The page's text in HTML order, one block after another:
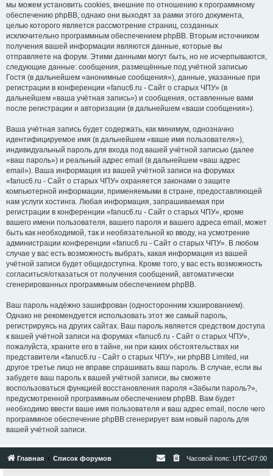
мы можем установить cookies, внешние по отношению к программному
обеспечению phpBB, однако они выходят за рамки этого документа,
целью которого является рассмотрение страниц, созданных
исключительно программным обеспечением phpBB. Вторым источником
получения вашей информации являются данные, которые вы
отправляете на форум. Этими данными могут быть, но не исчерпываются,
следующие данные: сообщения, размещённые под учётной записью
Гостя (в дальнейшем «анонимные сообщения»), данные, указанные при
регистрации в конференции «fanuc6.ru - Сайт о старых ЧПУ» (в
дальнейшем «ваша учётная запись») и сообщения, оставленные вами
после регистрации и авторизации (в дальнейшем «ваши сообщения»).
Ваша учётная запись будет содержать, как минимум, однозначно
идентифицируемое имя (в дальнейшем «ваше имя пользователя»),
индивидуальный пароль для входа под вашей учётной записью (далее
«ваш пароль») и реальный адрес email (в дальнейшем «ваш адрес
email»). Ваша информация из вашей учётной записи на форумах
«fanuc6.ru - Сайт о старых ЧПУ» охраняется законами о защите
компьютерной информации, применяемыми в стране, предоставляющей
нам услуги хостинга. Любая информация, запрашиваемая при
регистрации в конференции «fanuc6.ru - Сайт о старых ЧПУ», кроме
вашего имени пользователя, вашего пароля и вашего адреса email, может
быть как необходимой, так и необязательной ко вводу, на усмотрение
администрации конференции «fanuc6.ru - Сайт о старых ЧПУ». В любом
случае у вас есть возможность выбрать, какая информация из вашей
учётной записи будет общедоступна. Кроме того, у вас есть возможность
согласиться/отказаться от получения сообщений, автоматически
сгенерированных программным обеспечением phpBB.
Ваш пароль надёжно зашифрован (односторонним хэшированием).
Однако не рекомендуется использовать этот же самый пароль,
регистрируясь на других сайтах. Ваш пароль является средством доступа
к вашей учётной записи на форумах «fanuc6.ru - Сайт о старых ЧПУ»,
пожалуйста, храните его в тайне, ни при каких обстоятельствах ни
представители «fanuc6.ru - Сайт о старых ЧПУ», ни phpBB Limited, ни
другое третье лицо не вправе спрашивать ваш пароль. В случае, если вы
забудете ваш пароль к вашей учётной записи, вы сможете
воспользоваться функцией восстановления пароля «Забыли пароль?»,
предусмотренной программным обеспечением phpBB. Вам будет
необходимо ввести ваше имя пользователя и ваш адрес email, после чего
программное обеспечение phpBB сгенерирует вам новый пароль для
вашей учётной записи.
Главная Список форумов Часовой пояс: UTC+07:00